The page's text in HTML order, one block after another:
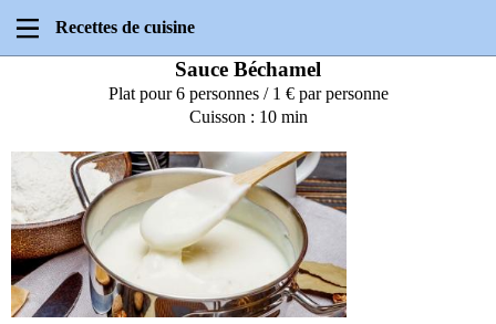
Recettes de cuisine
Sauce Béchamel
Plat pour 6 personnes / 1 € par personne
Cuisson : 10 min